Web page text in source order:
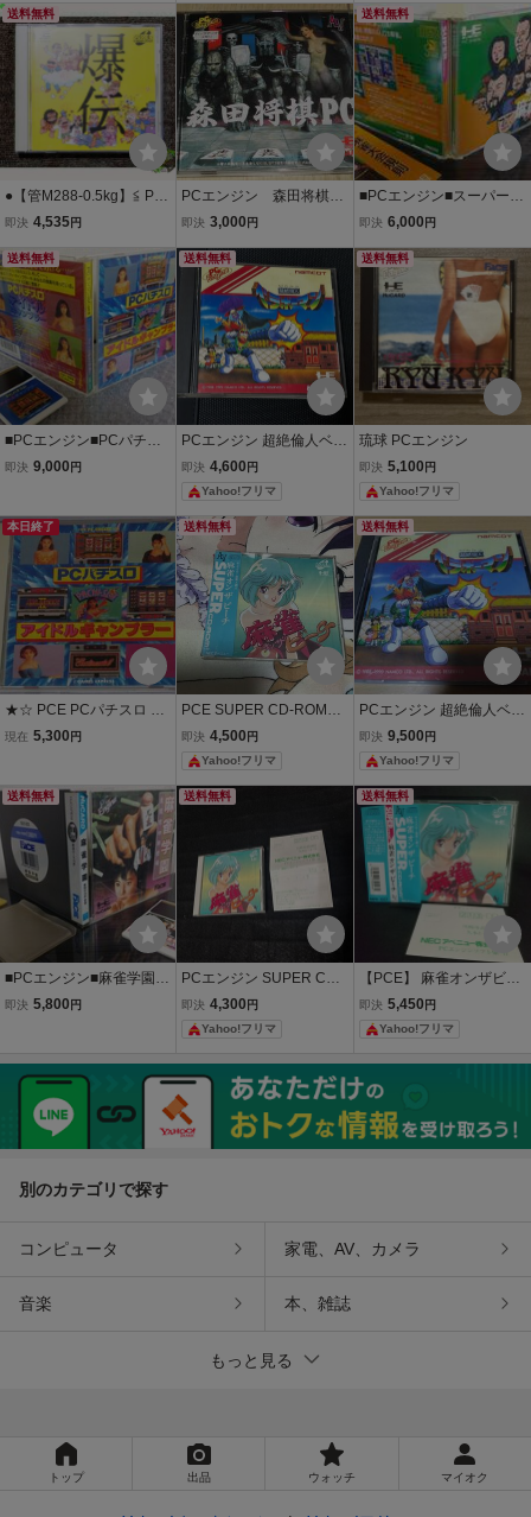
送料無料
●【管M288-0.5kg】≦ PC
E CD-ROM ∵爆伝 アンバ
ュージック PCエンジン
即決 4,535円
PCエンジン 森田将棋P
C NECアベニュー
即決 3,000 円
送料無料
■PCエンジン■スーパー麻
雀大会SUPER麻雀大会■K
ず■CDROM■送料無料■国
内正規流通当時物■取説分
厚い系■
即決 6,000 円
送料無料
■PCエンジン■PCパチス
ロアイドルギャンブラー■
ハッカーインターナショ
ナル■HUカード式
即決 9,000 円
送料無料
PCエンジン 超絶倫人ベラ
ボーマン
即決 4,600 円
Yahoo!フリマ
送料無料
琉球 PCエンジン
即決 5,100 円
Yahoo!フリマ
本日終了
★☆ PCE PCパチスロ ア
イドルギャンブラー PCエ
現在 5,300 円
送料無料
PCE SUPER CD-ROM2
麻雀オンザビーチ NECア
ベニュー
即決 4,500 円
Yahoo!フリマ
送料無料
PCエンジン 超絶倫人ベラ
ボーマン Huカード namc
即決 9,500 円
Yahoo!フリマ
送料無料
■PCエンジン■麻雀学園東
間宗四郎登場■フェイス■F
■匿名配送送料無料■脱衣
麻雀裏技★
即決 5,800 円
送料無料
PCエンジン SUPER CD-
ROM2 麻雀オンザビーチ
NECアベニュー
即決 4,300 円
Yahoo!フリマ
送料無料
【PCE】 麻雀オンザビー
チ
即決 5,450 円
Yahoo!フリマ
別のカテゴリで探す
コンピュータ 家電、AV、カメラ
音楽 本、雑誌
もっと見る
トップ 出品 ウォッチ マイオク